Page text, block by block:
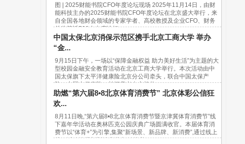
图 | 2025财能书院CFO年度论坛现场 2025年11月14日，由财
能科技主办的2025财能书院CFO年度论坛在北京盛大举行，来
自全国各地财会领域的专家学者、高校教授及企业CFO、财务
总监等近500人出席论坛。...
中国太保北京消保示范区携手北京工商大学 举办
“金...
9月15日下午，一场以“保障金融权益 助力美好生活”为主题的大
型校园金融安全教育活动在北京工商大学举行。本次活动由中
国太保旗下太平洋健康险北京分公司牵头，联合中国太保产
险、中国太保寿险、长江养老在京机构...
助燃“第六届8•8北京体育消费节” 北京体彩公信狂
欢...
8月11日晚,“第六届8•8北京体育消费节暨京津冀体育消费节”线
下嘉年华活动在奥林匹克公园庆典广场圆满收官。本届体育消
费节以“体育+”为引擎,集聚“新场景、新品牌、新消费”,通过线上
线下活动挖掘新型消费潜力,链接美...